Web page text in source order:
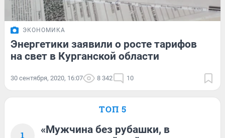
ЭКОНОМИКА
Энергетики заявили о росте тарифов
на свет в Курганской области
30 сентября, 2020, 16:07 8 342 10
ТОП 5
1
«Мужчина без рубашки, в